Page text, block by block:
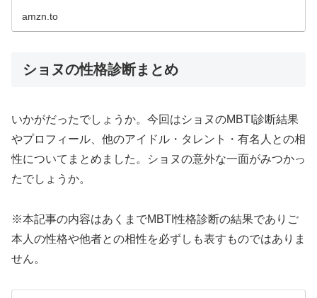
amzn.to
ショヌの性格診断まとめ
いかがだったでしょうか。今回はショヌのMBTI診断結果
やプロフィール、他のアイドル・タレント・有名人との相
性についてまとめました。ショヌの意外な一面がみつかっ
たでしょうか。
※本記事の内容はあくまでMBTI性格診断の結果でありご
本人の性格や他者との相性を必ずしも表すものではありま
せん。